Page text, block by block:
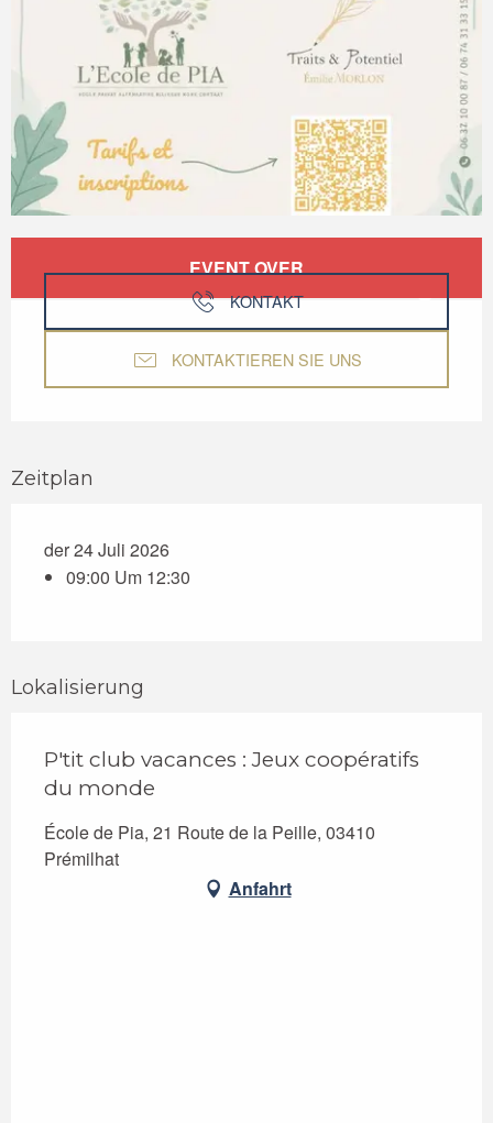
EVENT OVER
KONTAKT
KONTAKTIEREN SIE UNS
Zeitplan
der 24 Juli 2026
09:00 Um 12:30
Lokalisierung
P'tit club vacances : Jeux coopératifs
du monde
École de Pia, 21 Route de la Peille, 03410
Prémilhat
Anfahrt